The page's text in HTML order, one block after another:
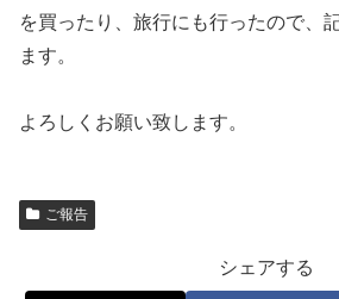
を買ったり、旅行にも行ったので、
ます。
よろしくお願い致します。
ご報告
シェアする